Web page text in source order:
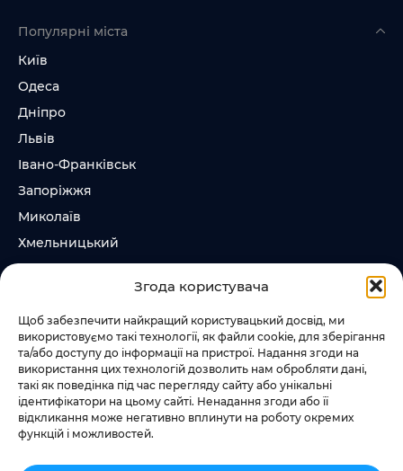
Згода користувача
Щоб забезпечити найкращий користувацький досвід, ми
використовуємо такі технології, як файли cookie, для зберігання
та/або доступу до інформації на пристрої. Надання згоди на
використання цих технологій дозволить нам обробляти дані,
такі як поведінка під час перегляду сайту або унікальні
ідентифікатори на цьому сайті. Ненадання згоди або її
відкликання може негативно вплинути на роботу окремих
функцій і можливостей.
Популярні міста
Київ
Одеса
Дніпро
Львів
Івано-Франківськ
Запоріжжя
Миколаїв
Хмельницький
Суми
Слідкувати за нами
+38 073 185 81 11
+38 067 457 86 44